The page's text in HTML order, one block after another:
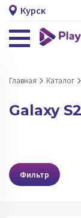
Курск
Главная Каталог
Galaxy
Фильтр